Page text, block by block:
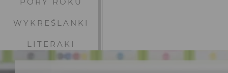
WYKREŚLANKI
LITERAKI